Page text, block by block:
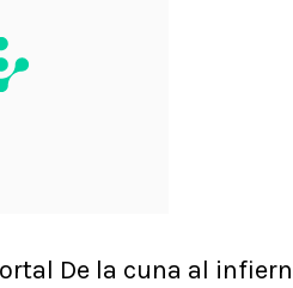
De la cuna al